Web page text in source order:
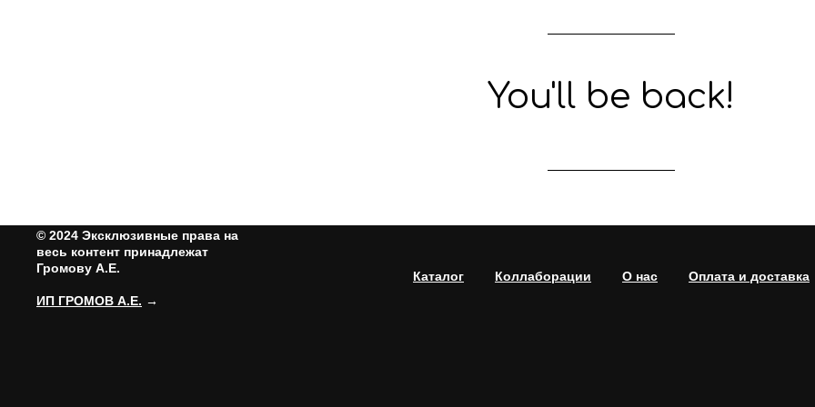
You'll be back!
© 2024 Эксклюзивные права на
весь контент принадлежат
Громову А.Е.
ИП ГРОМОВ А.Е. →
Каталог Коллаборации О нас Оплата и доставка